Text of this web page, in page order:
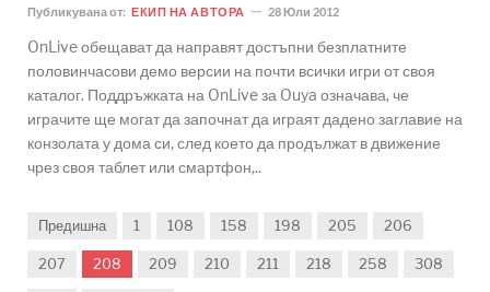
Публикувана от: ЕКИП НА АВТОРА 28 Юли 2012
OnLive обещават да направят достъпни безплатните
половинчасови демо версии на почти всички игри от своя
каталог. Поддръжката на OnLive за Ouya означава, че
играчите ще могат да започнат да играят дадено заглавие на
конзолата у дома си, след което да продължат в движение
чрез своя таблет или смартфон,..
Предишна 1 108 158 198 205 206
207 208 209 210 211 218 258 308